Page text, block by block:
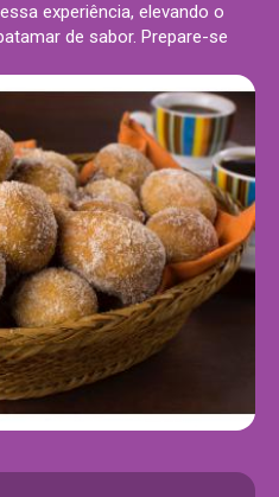
experiência, elevando o
de sabor. Prepare-se